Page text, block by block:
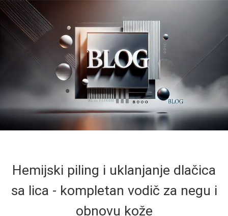
Hemijski piling i uklanjanje dlačica
sa lica - kompletan vodič za negu i
obnovu kože